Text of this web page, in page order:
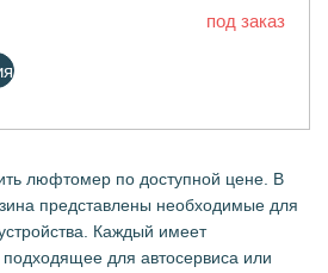
под заказ
люфтомер по доступной цене. В
представлены необходимые для
Каждый имеет
для автосервиса или